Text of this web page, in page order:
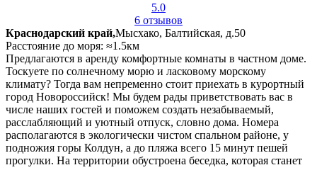
5.0
6 отзывов
Краснодарский край,Мысхако, Балтийская, д.50
Расстояние до моря: ≈1.5км
Предлагаются в аренду комфортные комнаты в частном доме.
Тоскуете по солнечному морю и ласковому морскому
климату? Тогда вам непременно стоит приехать в курортный
город Новороссийск! Мы будем рады приветствовать вас в
числе наших гостей и поможем создать незабываемый,
расслабляющий и уютный отпуск, словно дома. Номера
располагаются в экологически чистом спальном районе, у
подножия горы Колдун, а до пляжа всего 15 минут пешей
прогулки. На территории обустроена беседка, которая станет